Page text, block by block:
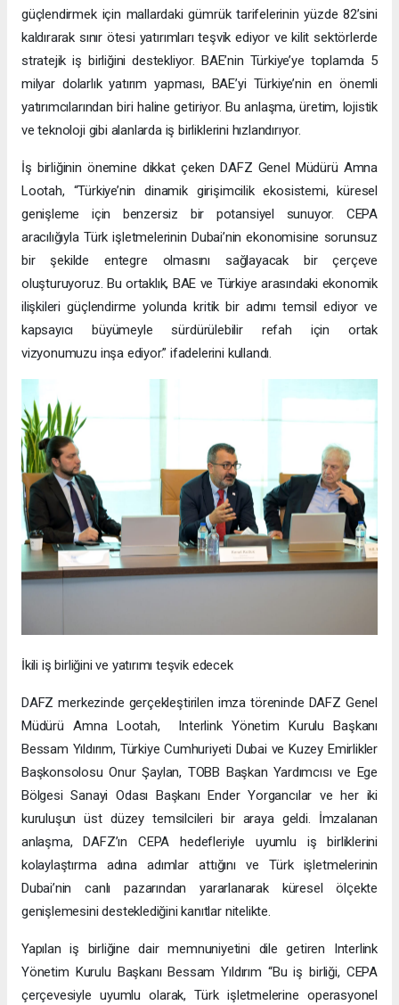
güçlendirmek için mallardaki gümrük tarifelerinin yüzde 82’sini
kaldırarak sınır ötesi yatırımları teşvik ediyor ve kilit sektörlerde
stratejik iş birliğini destekliyor. BAE’nin Türkiye’ye toplamda 5
milyar dolarlık yatırım yapması, BAE’yi Türkiye’nin en önemli
yatırımcılarından biri haline getiriyor. Bu anlaşma, üretim, lojistik
ve teknoloji gibi alanlarda iş birliklerini hızlandırıyor.
İş birliğinin önemine dikkat çeken DAFZ Genel Müdürü Amna
Lootah, “Türkiye’nin dinamik girişimcilik ekosistemi, küresel
genişleme için benzersiz bir potansiyel sunuyor. CEPA
aracılığıyla Türk işletmelerinin Dubai’nin ekonomisine sorunsuz
bir şekilde entegre olmasını sağlayacak bir çerçeve
oluşturuyoruz. Bu ortaklık, BAE ve Türkiye arasındaki ekonomik
ilişkileri güçlendirme yolunda kritik bir adımı temsil ediyor ve
kapsayıcı büyümeyle sürdürülebilir refah için ortak
vizyonumuzu inşa ediyor.” ifadelerini kullandı.
İkili iş birliğini ve yatırımı teşvik edecek
DAFZ merkezinde gerçekleştirilen imza töreninde DAFZ Genel
Müdürü Amna Lootah, Interlink Yönetim Kurulu Başkanı
Bessam Yıldırım, Türkiye Cumhuriyeti Dubai ve Kuzey Emirlikler
Başkonsolosu Onur Şaylan, TOBB Başkan Yardımcısı ve Ege
Bölgesi Sanayi Odası Başkanı Ender Yorgancılar ve her iki
kuruluşun üst düzey temsilcileri bir araya geldi. İmzalanan
anlaşma, DAFZ’ın CEPA hedefleriyle uyumlu iş birliklerini
kolaylaştırma adına adımlar attığını ve Türk işletmelerinin
Dubai’nin canlı pazarından yararlanarak küresel ölçekte
genişlemesini desteklediğini kanıtlar nitelikte.
Yapılan iş birliğine dair memnuniyetini dile getiren Interlink
Yönetim Kurulu Başkanı Bessam Yıldırım “Bu iş birliği, CEPA
çerçevesiyle uyumlu olarak, Türk işletmelerine operasyonel